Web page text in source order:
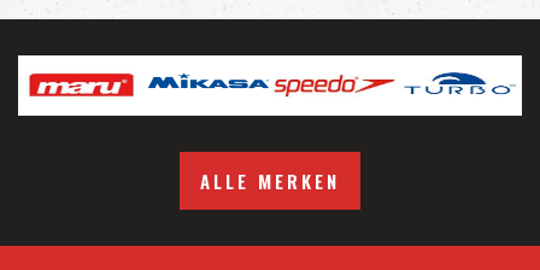
ALLE MERKEN